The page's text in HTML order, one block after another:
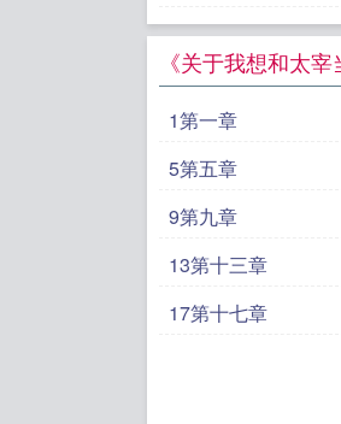
《关于我想和太
1第一章
5第五章
9第九章
13第十三章
17第十七章